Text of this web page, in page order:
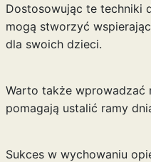
Dostosowując te techniki
mogą stworzyć
dla swoich dzieci.
Warto także wprowadzać
pomagają ustalić ramy
Sukces w wychowaniu